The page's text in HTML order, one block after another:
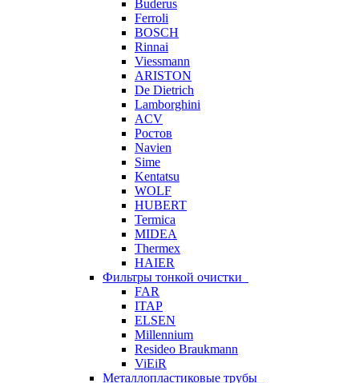
Buderus
Ferroli
BOSCH
Rinnai
Viessmann
ARISTON
De Dietrich
Lamborghini
ACV
Ростов
Navien
Sime
Kentatsu
WOLF
HUBERT
Termica
MIDEA
Thermex
HAIER
Фильтры тонкой очистки
FAR
ITAP
ELSEN
Millennium
Resideo Braukmann
ViEiR
Металлопластиковые трубы